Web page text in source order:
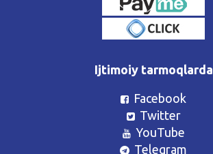
Ijtimoiy tarmoqlarda
Facebook
Twitter
YouTube
Telegram